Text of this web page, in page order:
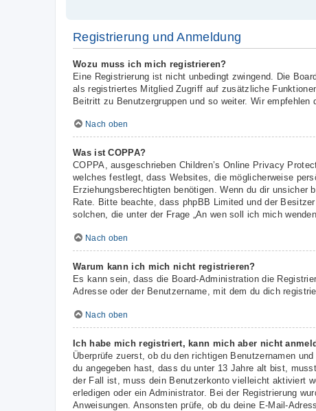
Registrierung und Anmeldung
Wozu muss ich mich registrieren?
Eine Registrierung ist nicht unbedingt zwingend. Die
als registriertes Mitglied Zugriff auf zusätzliche
Beitritt zu Benutzergruppen und so weiter. Wir
Nach oben
Was ist COPPA?
COPPA, ausgeschrieben Children’s Online Privacy
welches festlegt, dass Websites, die möglicherweise
Erziehungsberechtigten benötigen. Wenn du dir
Rate. Bitte beachte, dass phpBB Limited und der
solchen, die unter der Frage „An wen soll ich mich
Nach oben
Warum kann ich mich nicht registrieren?
Es kann sein, dass die Board-Administration die
Adresse oder der Benutzername, mit dem du dich
Nach oben
Ich habe mich registriert, kann mich aber nicht
Überprüfe zuerst, ob du den richtigen Benutzernamen
du angegeben hast, dass du unter 13 Jahre alt bist,
der Fall ist, muss dein Benutzerkonto vielleicht aktiviert
erledigen oder ein Administrator. Bei der Registrierung
Anweisungen. Ansonsten prüfe, ob du deine E-Mail-